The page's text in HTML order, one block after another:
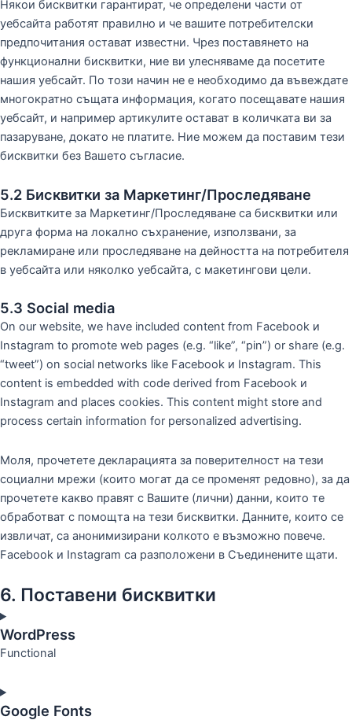
Някои бисквитки гарантират, че определени части от
уебсайта работят правилно и че вашите потребителски
предпочитания остават известни. Чрез поставянето на
функционални бисквитки, ние ви улесняваме да посетите
нашия уебсайт. По този начин не е необходимо да въвеждате
многократно същата информация, когато посещавате нашия
уебсайт, и например артикулите остават в количката ви за
пазаруване, докато не платите. Ние можем да поставим тези
бисквитки без Вашето съгласие.
5.2 Бисквитки за Маркетинг/Проследяване
Бисквитките за Маркетинг/Проследяване са бисквитки или
друга форма на локално съхранение, използвани, за
рекламиране или проследяване на дейността на потребителя
в уебсайта или няколко уебсайта, с макетингови цели.
5.3 Social media
On our website, we have included content from Facebook и
Instagram to promote web pages (e.g. “like”, “pin”) or share (e.g.
“tweet”) on social networks like Facebook и Instagram. This
content is embedded with code derived from Facebook и
Instagram and places cookies. This content might store and
process certain information for personalized advertising.
Моля, прочетете декларацията за поверителност на тези
социални мрежи (които могат да се променят редовно), за да
прочетете какво правят с Вашите (лични) данни, които те
обработват с помощта на тези бисквитки. Данните, които се
извличат, са анонимизирани колкото е възможно повече.
Facebook и Instagram са разположени в Съединените щати.
6. Поставени бисквитки
WordPress
Functional
Google Fonts